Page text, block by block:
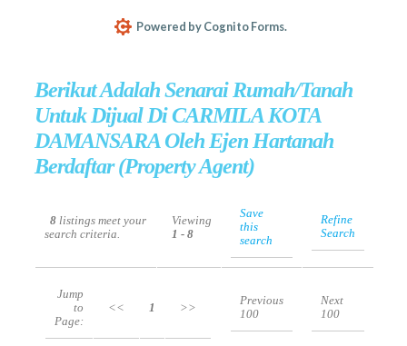
Berikut Adalah Senarai Rumah/Tanah
Untuk Dijual Di CARMILA KOTA
DAMANSARA Oleh Ejen Hartanah
Berdaftar (Property Agent)
8listings meet your
search criteria.
Viewing
1 - 8
Save
this
search
Refine
Search
Jump
to
Page:
<< 1 >>
Previous
100
Next
100